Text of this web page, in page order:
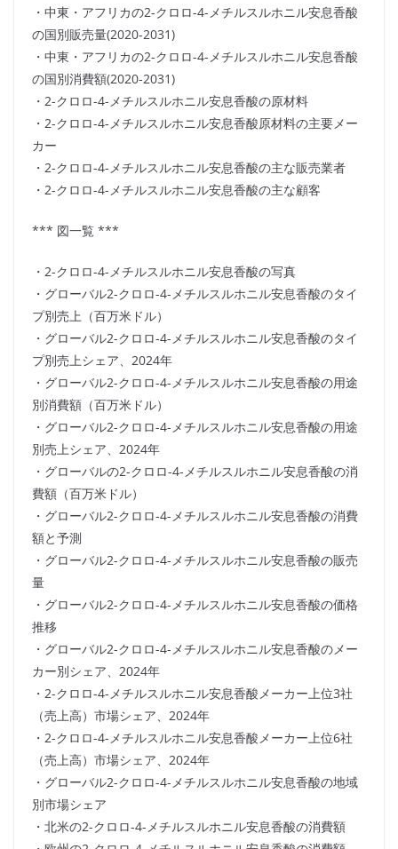
・中東・アフリカの2-クロロ-4-メチルスルホニル安息香酸
の国別販売量(2020-2031)
・中東・アフリカの2-クロロ-4-メチルスルホニル安息香酸
の国別消費額(2020-2031)
・2-クロロ-4-メチルスルホニル安息香酸の原材料
・2-クロロ-4-メチルスルホニル安息香酸原材料の主要メー
カー
・2-クロロ-4-メチルスルホニル安息香酸の主な販売業者
・2-クロロ-4-メチルスルホニル安息香酸の主な顧客
*** 図一覧 ***
・2-クロロ-4-メチルスルホニル安息香酸の写真
・グローバル2-クロロ-4-メチルスルホニル安息香酸のタイ
プ別売上（百万米ドル）
・グローバル2-クロロ-4-メチルスルホニル安息香酸のタイ
プ別売上シェア、2024年
・グローバル2-クロロ-4-メチルスルホニル安息香酸の用途
別消費額（百万米ドル）
・グローバル2-クロロ-4-メチルスルホニル安息香酸の用途
別売上シェア、2024年
・グローバルの2-クロロ-4-メチルスルホニル安息香酸の消
費額（百万米ドル）
・グローバル2-クロロ-4-メチルスルホニル安息香酸の消費
額と予測
・グローバル2-クロロ-4-メチルスルホニル安息香酸の販売
量
・グローバル2-クロロ-4-メチルスルホニル安息香酸の価格
推移
・グローバル2-クロロ-4-メチルスルホニル安息香酸のメー
カー別シェア、2024年
・2-クロロ-4-メチルスルホニル安息香酸メーカー上位3社
（売上高）市場シェア、2024年
・2-クロロ-4-メチルスルホニル安息香酸メーカー上位6社
（売上高）市場シェア、2024年
・グローバル2-クロロ-4-メチルスルホニル安息香酸の地域
別市場シェア
・北米の2-クロロ-4-メチルスルホニル安息香酸の消費額